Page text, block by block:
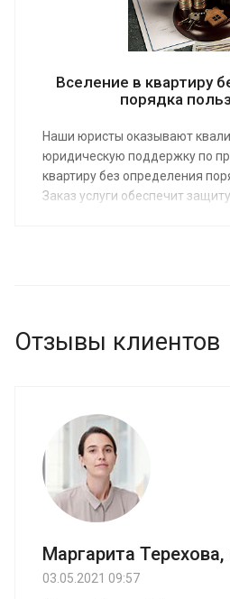
Вселение в квартиру
порядка
Наши юристы оказывают
юридическую поддержку по
квартиру без определения
Заказ услуги обеспечит
Отзывы клиентов
Маргарита
03.05.2021 09:57